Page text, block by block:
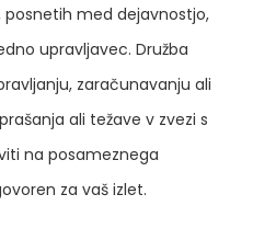
med dejavnostjo,
upravljavec. Družba
zaračunavanju ali
ali težave v zvezi s
na posameznega
za vaš izlet.